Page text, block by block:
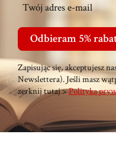
Twój adres e-mail
Odbieram 5%
Zapisując się, akceptujesz
Newslettera). Jeśli masz
zerknij tutaj >Polityką